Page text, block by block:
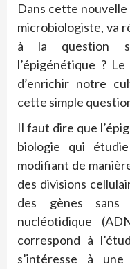
Dans cette
microbiologiste, va
à la question
l’épigénétique ?
d’enrichir notre
cette simple
Il faut dire que
biologie qui
modifiant de
des divisions
des gènes sans
nucléotidique
correspond à
s’intéresse à